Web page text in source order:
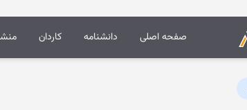
صفحه اصلی دانشنامه کاردان